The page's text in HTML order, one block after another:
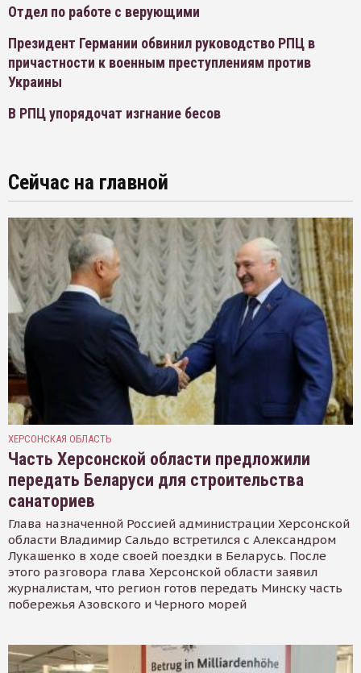
Отдел по работе с верующими
Президент Германии обвинил руководство РПЦ в
причастности к военным преступлениям против
Украины
В РПЦ упорядочат изгнание бесов
Сейчас на главной
ХЕРСОНСКАЯ ОБЛАСТЬ
Часть Херсонской области предложили
передать Беларуси для строительства
санаториев
Глава назначенной Россией администрации Херсонской
области Владимир Сальдо встретился с Александром
Лукашенко в ходе своей поездки в Беларусь. После
этого разговора глава Херсонской области заявил
журналистам, что регион готов передать Минску часть
побережья Азовского и Черного морей